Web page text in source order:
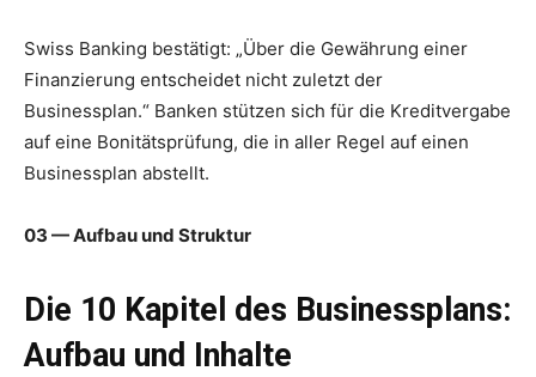
Swiss Banking bestätigt: „Über die Gewährung einer
Finanzierung entscheidet nicht zuletzt der
Businessplan.“ Banken stützen sich für die Kreditvergabe
auf eine Bonitätsprüfung, die in aller Regel auf einen
Businessplan abstellt.
03 — Aufbau und Struktur
Die 10 Kapitel des Businessplans:
Aufbau und Inhalte